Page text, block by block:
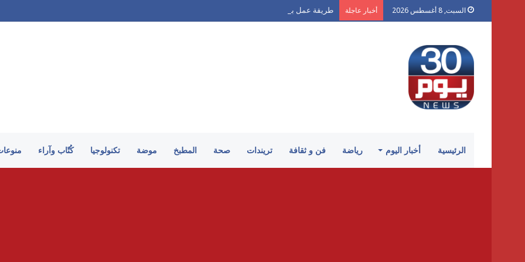
السبت, 8 أغسطس 2026 أخبار عاجلة طريقة عمل بلح الشام على الطريقة السورية
الرئيسية أخبار اليوم رياضة فن و ثقافة تريندات صحة المطبخ موضة تكنولوجيا كُتّاب وآراء